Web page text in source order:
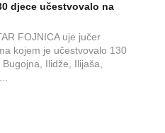
djece učestvovalo na
FOJNICA uje jučer
kojem je učestvovalo 130
Ilidže, Ilijaša,